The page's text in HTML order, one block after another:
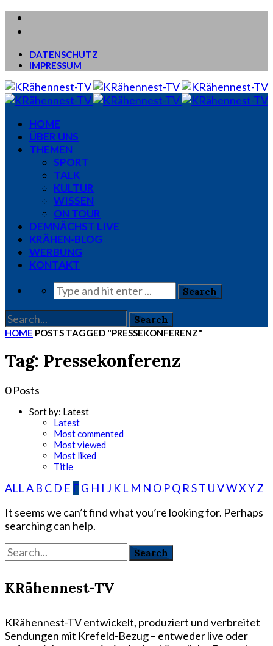
DATENSCHUTZ
IMPRESSUM
HOME
ÜBER UNS
THEMEN
SPORT
TALK
KULTUR
WISSEN
ON TOUR
DEMNÄCHST LIVE
KRÄHEN-BLOG
WERBUNG
KONTAKT
HOME POSTS TAGGED "PRESSEKONFERENZ"
Tag: Pressekonferenz
0 Posts
Sort by: Latest
Latest
Most commented
Most viewed
Most liked
Title
ALLA B C D E F G H I J K L M N O PQ RST UVWXYZ
It seems we can’t find what you’re looking for. Perhaps
searching can help.
KRähennest-TV
KRähennest-TV entwickelt, produziert und verbreitet
Sendungen mit Krefeld-Bezug – entweder live oder